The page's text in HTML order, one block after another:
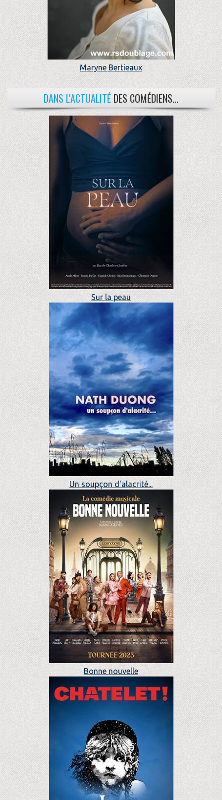
Maryne Bertieaux
DANS L'ACTUALITÉ DES COMÉDIENS...
Sur la peau
Un soupçon d'alacrité...
Bonne nouvelle